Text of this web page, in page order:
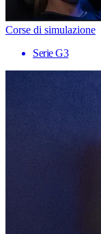
Corse di simulazione
Serie G3